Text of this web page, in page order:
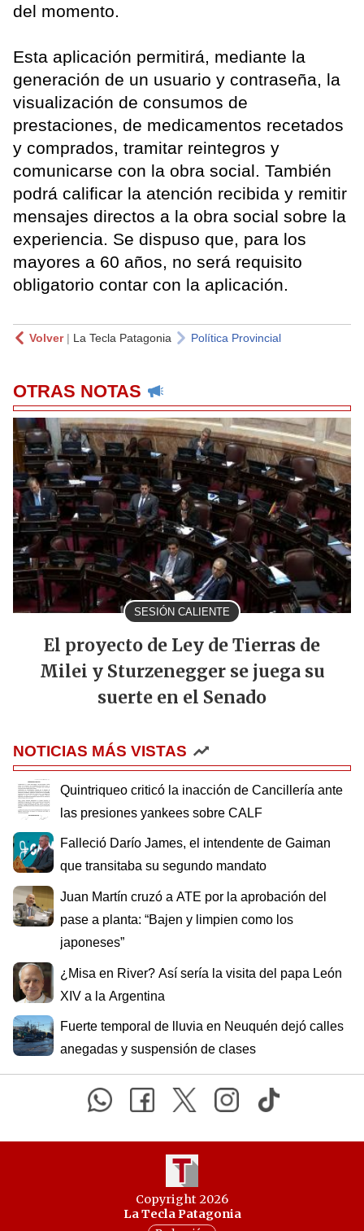
del momento.
Esta aplicación permitirá, mediante la
generación de un usuario y contraseña, la
visualización de consumos de
prestaciones, de medicamentos recetados
y comprados, tramitar reintegros y
comunicarse con la obra social. También
podrá calificar la atención recibida y remitir
mensajes directos a la obra social sobre la
experiencia. Se dispuso que, para los
mayores a 60 años, no será requisito
obligatorio contar con la aplicación.
Volver| La Tecla Patagonia Política Provincial
OTRAS NOTAS
SESIÓN CALIENTE
El proyecto de Ley de Tierras de
Milei y Sturzenegger se juega su
suerte en el Senado
NOTICIAS MÁS VISTAS
Quintriqueo criticó la inacción de Cancillería ante
las presiones yankees sobre CALF
Falleció Darío James, el intendente de Gaiman
que transitaba su segundo mandato
Juan Martín cruzó a ATE por la aprobación del
pase a planta: “Bajen y limpien como los
japoneses”
¿Misa en River? Así sería la visita del papa León
XIV a la Argentina
Fuerte temporal de lluvia en Neuquén dejó calles
anegadas y suspensión de clases
Copyright 2026
La Tecla Patagonia